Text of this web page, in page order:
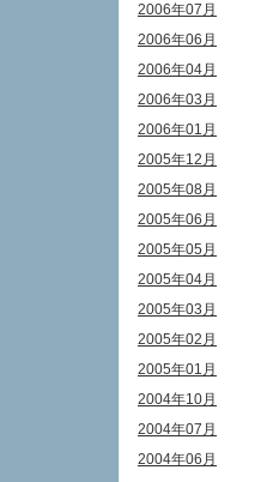
2006年07月
2006年06月
2006年04月
2006年03月
2006年01月
2005年12月
2005年08月
2005年06月
2005年05月
2005年04月
2005年03月
2005年02月
2005年01月
2004年10月
2004年07月
2004年06月